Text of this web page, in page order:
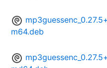
m64.deb